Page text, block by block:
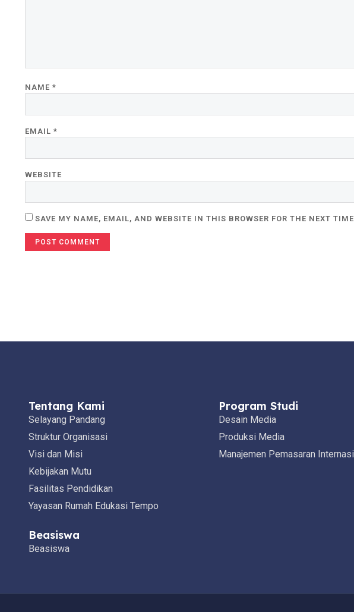
NAME *
EMAIL *
WEBSITE
SAVE MY NAME, EMAIL, AND WEBSITE IN THIS BROWSER FOR THE NEXT
Tentang Kami
Selayang Pandang
Struktur Organisasi
Visi dan Misi
Kebijakan Mutu
Fasilitas Pendidikan
Yayasan Rumah Edukasi Tempo
Beasiswa
Beasiswa
Program Studi
Desain Media
Produksi Media
Manajemen Pemasaran